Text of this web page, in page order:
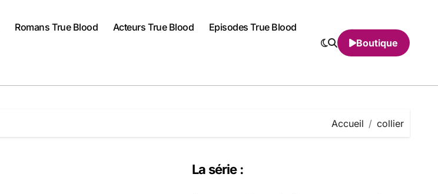
Romans True Blood Acteurs True Blood Episodes True Blood
Boutique
Accueil collier
La série :